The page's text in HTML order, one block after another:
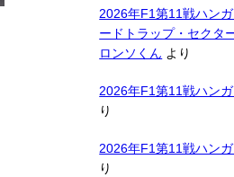
2026年F1第11戦ハン
ードトラップ・セクタ
ロンソくん より
2026年F1第11戦ハン
り
2026年F1第11戦ハン
り